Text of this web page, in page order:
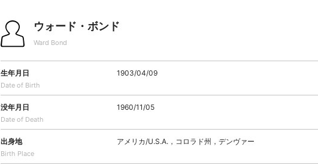
ウォード・ボンド
Ward Bond
生年月日
Date of Birth
1903/04/09
没年月日
Date of Death
1960/11/05
出身地
Birth Place
アメリカ/U.S.A.，コロラド州，デンヴァー